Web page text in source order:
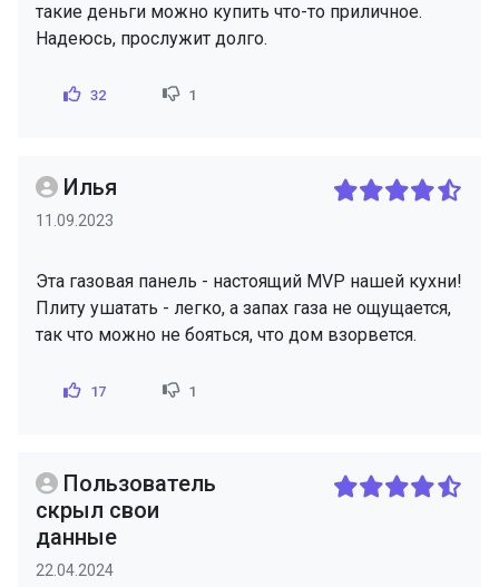
такие деньги можно купить что-то приличное.
Надеюсь, прослужит долго.
32 1
Илья
11.09.2023
Эта газовая панель - настоящий MVP нашей кухни!
Плиту ушатать - легко, а запах газа не ощущается,
так что можно не бояться, что дом взорвется.
17 1
Пользователь
скрыл свои
данные
22.04.2024